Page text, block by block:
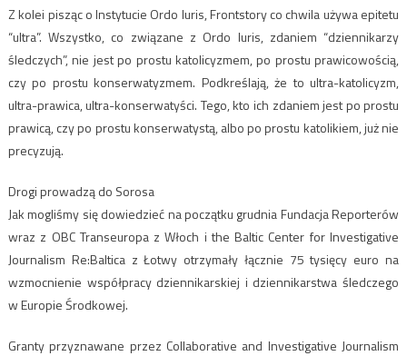
Z kolei pisząc o Instytucie Ordo Iuris, Frontstory co chwila używa epitetu
“ultra”. Wszystko, co związane z Ordo Iuris, zdaniem “dziennikarzy
śledczych”, nie jest po prostu katolicyzmem, po prostu prawicowością,
czy po prostu konserwatyzmem. Podkreślają, że to ultra-katolicyzm,
ultra-prawica, ultra-konserwatyści. Tego, kto ich zdaniem jest po prostu
prawicą, czy po prostu konserwatystą, albo po prostu katolikiem, już nie
precyzują.
Drogi prowadzą do Sorosa
Jak mogliśmy się dowiedzieć na początku grudnia Fundacja Reporterów
wraz z OBC Transeuropa z Włoch i the Baltic Center for Investigative
Journalism Re:Baltica z Łotwy otrzymały łącznie 75 tysięcy euro na
wzmocnienie współpracy dziennikarskiej i dziennikarstwa śledczego
w Europie Środkowej.
Granty przyznawane przez Collaborative and Investigative Journalism